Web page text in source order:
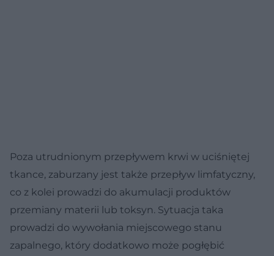
Poza utrudnionym przepływem krwi w uciśniętej
tkance, zaburzany jest także przepływ limfatyczny,
co z kolei prowadzi do akumulacji produktów
przemiany materii lub toksyn. Sytuacja taka
prowadzi do wywołania miejscowego stanu
zapalnego, który dodatkowo może pogłębić